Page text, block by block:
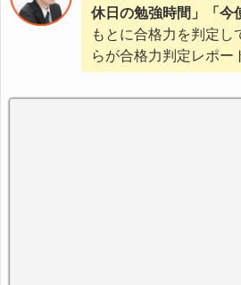
休日の勉強時間」「今
もとに合格力を判定し
らが合格力判定レポー